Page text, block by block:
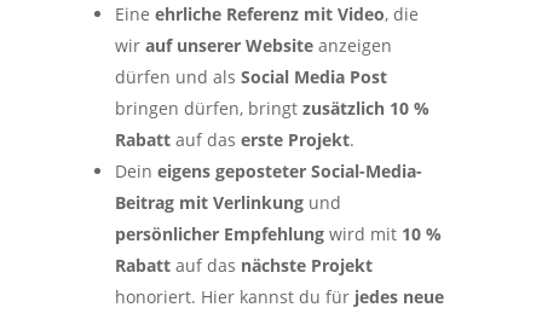
Eine ehrliche Referenz mit Video, die
wir auf unserer Websiteanzeigen
dürfen und als Social Media Post
bringen dürfen, bringt zusätzlich 10 %
Rabattauf das erste Projekt.
Dein eigens geposteter Social-Media-
Beitrag mit Verlinkungund
persönlicher Empfehlungwird mit 10 %
Rabattauf das nächste Projekt
honoriert. Hier kannst du fürjedes neue